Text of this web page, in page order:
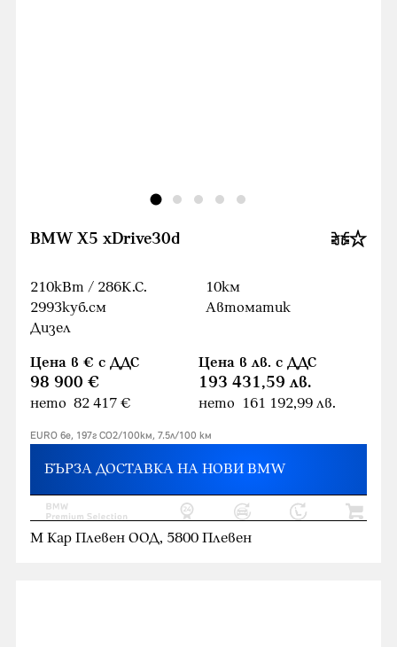
BMW X5 xDrive30d
210кВт / 286К.С.
2993куб.cм
Дизел
10км
Автоматик
Цена в € с ДДС
98 900 €
нето 82 417 €
Цена в лв. с ДДС
193 431,59 лв.
нето 161 192,99 лв.
EURO 6e, 197г CO2/100км, 7.5л/100 км
БЪРЗА ДОСТАВКА НА НОВИ BMW
М Кар Плевен ООД, 5800 Плевен